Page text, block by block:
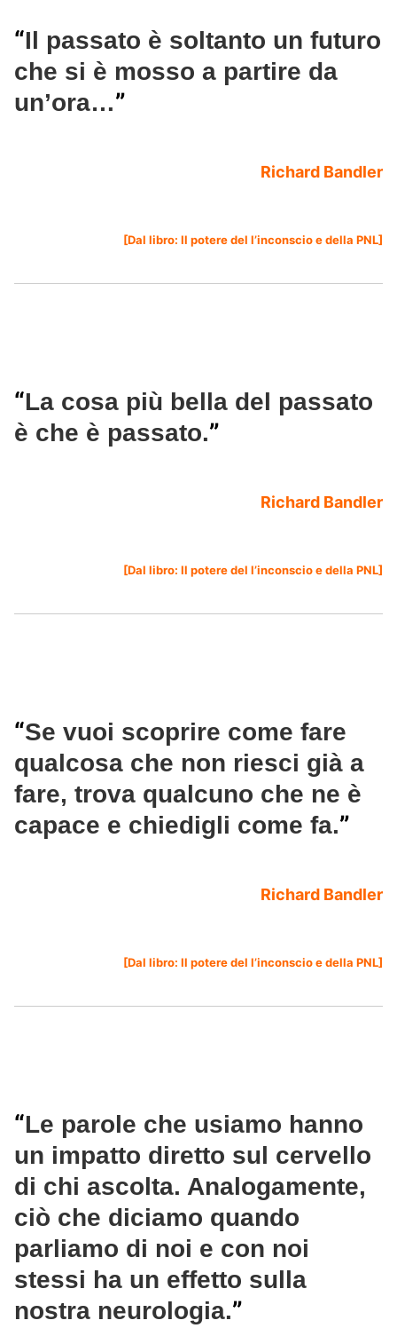
“Il passato è soltanto un futuro
che si è mosso a partire da
un’ora…”
Richard Bandler
[Dal libro: Il potere del l’inconscio e della PNL]
“La cosa più bella del passato
è che è passato.”
Richard Bandler
[Dal libro: Il potere del l’inconscio e della PNL]
“Se vuoi scoprire come fare
qualcosa che non riesci già a
fare, trova qualcuno che ne è
capace e chiedigli come fa.”
Richard Bandler
[Dal libro: Il potere del l’inconscio e della PNL]
“Le parole che usiamo hanno
un impatto diretto sul cervello
di chi ascolta. Analogamente,
ciò che diciamo quando
parliamo di noi e con noi
stessi ha un effetto sulla
nostra neurologia.”